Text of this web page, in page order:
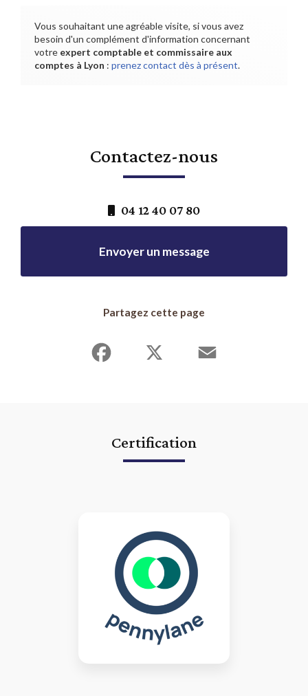
Vous souhaitant une agréable visite, si vous avez
besoin d'un complément d'information concernant
votre expert comptable et commissaire aux
comptes à Lyon : prenez contact dès à présent.
Contactez-nous
04 12 40 07 80
Envoyer un message
Partagez cette page
Certification